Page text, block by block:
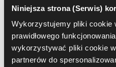
Niniejsza strona (Serwis)
Wykorzystujemy pliki cookie
prawidłowego
wykorzystywać pliki cookie
partnerów do